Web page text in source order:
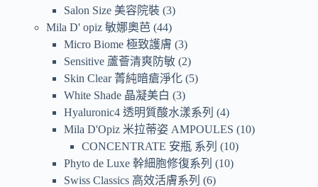
Salon Size 美容院裝 3
Mila D' opiz 敏娜奧芭 44
Micro Biome 極致護膚 3
Sensitive 蘆薈清爽防敏 2
Skin Clear 菁純暗瘡淨化 5
White Shade 晶凝美白
3
Hyaluronic4 透明質酸水漾系列
4
Mila D'Opiz 米拉蒂姿 AMPOULES
10
CONCENTRATE 安瓶 系列
10
Phyto de Luxe 幹細胞修復系列
10
Swiss Classics 高效活膚系列
6